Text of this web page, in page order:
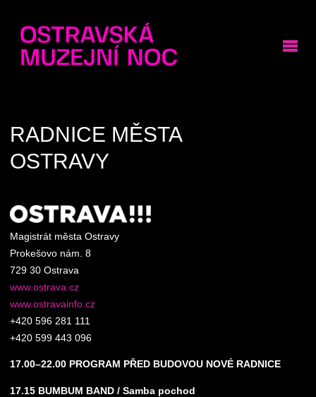
RADNICE MĚSTA
OSTRAVY
Magistrát města Ostravy
Prokešovo nám. 8
729 30 Ostrava
www.ostrava.cz
www.ostravainfo.cz
+420 596 281 111
+420 599 443 096
17.00–22.00 PROGRAM PŘED BUDOVOU NOVÉ RADNICE
17.15 BUMBUM BAND / Samba pochod